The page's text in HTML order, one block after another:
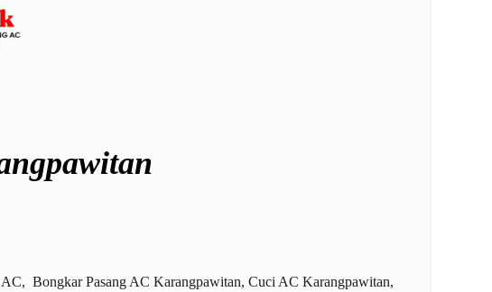
AC, Bongkar Pasang AC Karangpawitan, Cuci AC Karangpawitan,